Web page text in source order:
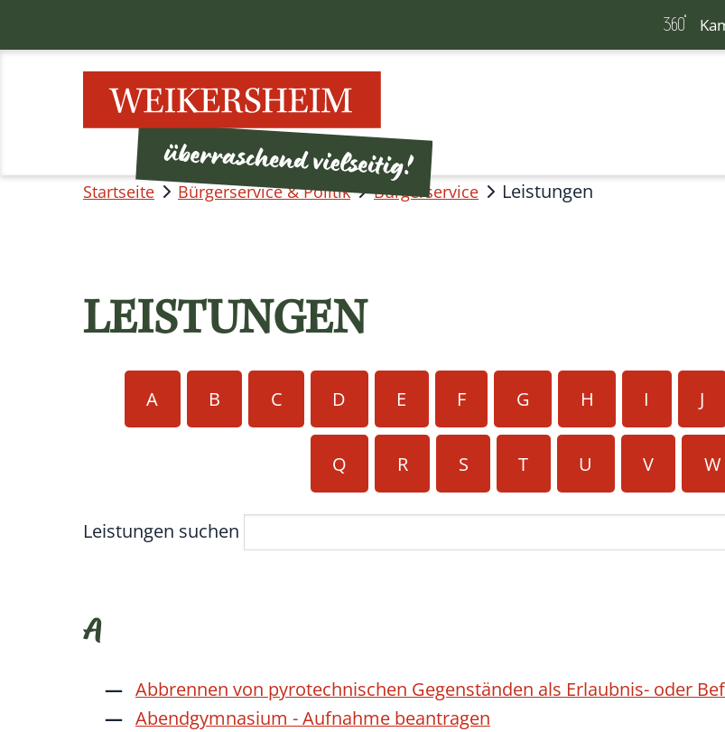
Startseite Bürgerservice & Politik Bürgerservice Leistungen
LEISTUNGEN
A B C D E F G H I J
Q R S T U V W
Leistungen suchen
A
Abbrennen von pyrotechnischen Gegenständen als Erlaubnis- oder
Abendgymnasium - Aufnahme beantragen